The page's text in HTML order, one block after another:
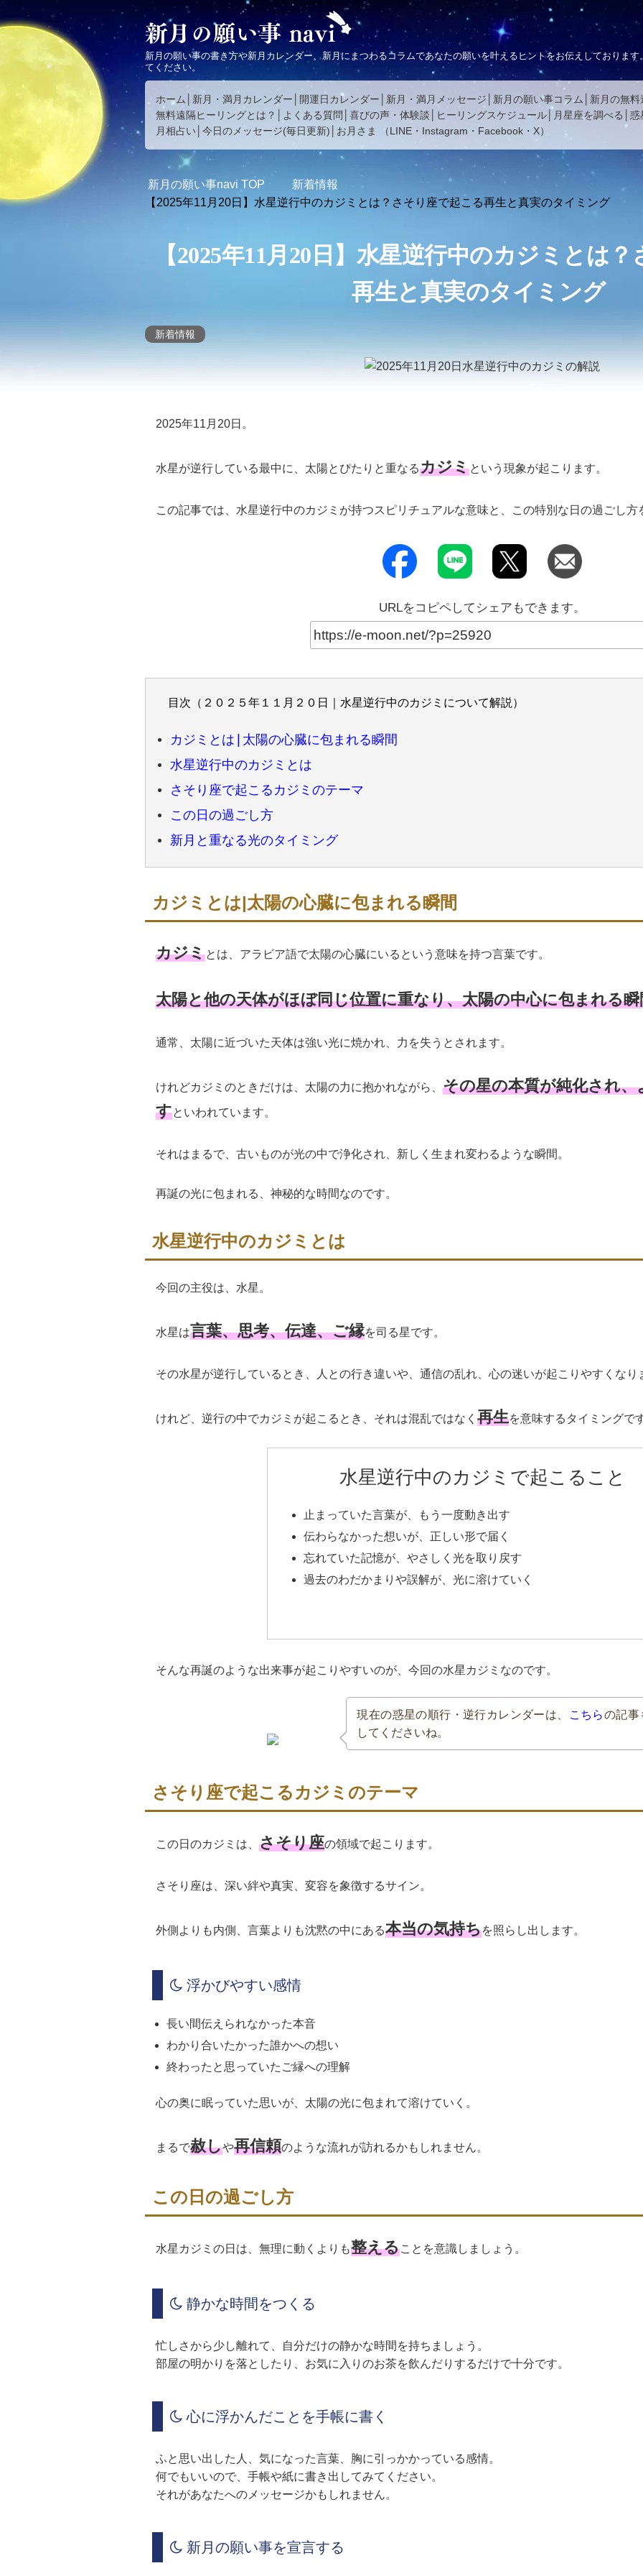
新月の願い事の書き方や新月カレンダー、新月にまつわるコラムであなたの願いを叶えるヒントをお伝えしておりま
てください。
ホーム 新月・満月カレンダー 開運日カレンダー 新月・満月メッセージ 新月の願い事コラム
新月の無
無料遠隔ヒーリングとは？
よくある質問 喜びの声・体験談 ヒーリングスケジュール 月星座を調べる
惑
月相占い 今日のメッセージ(毎日更新) お月さま （LINE ・ Instagram ・ Facebook ・ X）
新月の願い事navi TOP
新着情報
【2025年11月20日】水星逆行中のカジミとは？さそり座で起こる再生と真実のタイミング
【2025年11月20日】水星逆行中のカジミとは
再生と真実のタイミング
新着情報
2025年11月20日。
水星が逆行している最中に、太陽とぴたりと重なるカジミという現象が起こります。
この記事では、水星逆行中のカジミが持つスピリチュアルな意味と、この特別な日の過ごし
URLをコピペしてシェアもできます。
目次（２０２５年１１月２０日｜水星逆行中のカジミについて解説）
カジミとは|太陽の心臓に包まれる瞬間
水星逆行中のカジミとは
さそり座で起こるカジミのテーマ
この日の過ごし方
新月と重なる光のタイミング
カジミとは|太陽の心臓に包まれる瞬間
カジミとは、アラビア語で太陽の心臓にいるという意味を持つ言葉です。
太陽と他の天体がほぼ同じ位置に重なり、太陽の中心に包まれる瞬
通常、太陽に近づいた天体は強い光に焼かれ、力を失うとされます。
けれどカジミのときだけは、太陽の力に抱かれながら、 その星の本質が純化され
すといわれています。
それはまるで、古いものが光の中で浄化され、新しく生まれ変わるような瞬間。
再誕の光に包まれる、神秘的な時間なのです。
水星逆行中のカジミとは
今回の主役は、水星。
水星は言葉、思考、伝達、ご縁を司る星です。
その水星が逆行しているとき、人との行き違いや、通信の乱れ、心の迷いが起こりやすくなり
けれど、逆行の中でカジミが起こるとき、それは混乱ではなく 再生を意味するタイミングで
水星逆行中のカジミで起こること
止まっていた言葉が、もう一度動き出す
伝わらなかった想いが、正しい形で届く
忘れていた記憶が、やさしく光を取り戻す
過去のわだかまりや誤解が、光に溶けていく
そんな再誕のような出来事が起こりやすいのが、今回の水星カジミなのです。
現在の惑星の順行・逆行カレンダーは、 こちらの記事
してくださいね。
さそり座で起こるカジミのテーマ
この日のカジミは、 さそり座の領域で起こります。
さそり座は、深い絆や真実、変容を象徴するサイン。
外側よりも内側、言葉よりも沈黙の中にある本当の気持ちを照らし出します。
浮かびやすい感情
長い間伝えられなかった本音
わかり合いたかった誰かへの想い
終わったと思っていたご縁への理解
心の奥に眠っていた思いが、太陽の光に包まれて溶けていく。
まるで赦しや再信頼のような流れが訪れるかもしれません。
この日の過ごし方
水星カジミの日は、無理に動くよりも整えることを意識しましょう。
静かな時間をつくる
忙しさから少し離れて、自分だけの静かな時間を持ちましょう。
部屋の明かりを落としたり、お気に入りのお茶を飲んだりするだけで十分です。
心に浮かんだことを手帳に書く
ふと思い出した人、気になった言葉、胸に引っかかっている感情。
何でもいいので、手帳や紙に書き出してみてください。
それがあなたへのメッセージかもしれません。
新月の願い事を宣言する